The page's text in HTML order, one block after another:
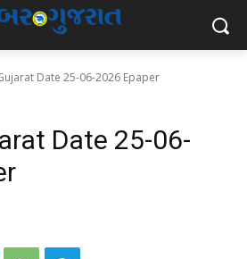
Date 25-06-2026 Epaper
Date 25-06-